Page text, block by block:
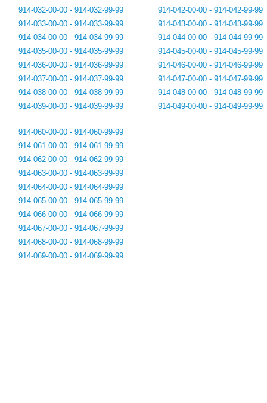
914-032-00-00 - 914-032-99-99
914-033-00-00 - 914-033-99-99
914-034-00-00 - 914-034-99-99
914-035-00-00 - 914-035-99-99
914-036-00-00 - 914-036-99-99
914-037-00-00 - 914-037-99-99
914-038-00-00 - 914-038-99-99
914-039-00-00 - 914-039-99-99
914-042-00-00 - 914-042-99-99
914-043-00-00 - 914-043-99-99
914-044-00-00 - 914-044-99-99
914-045-00-00 - 914-045-99-99
914-046-00-00 - 914-046-99-99
914-047-00-00 - 914-047-99-99
914-048-00-00 - 914-048-99-99
914-049-00-00 - 914-049-99-99
914-060-00-00 - 914-060-99-99
914-061-00-00 - 914-061-99-99
914-062-00-00 - 914-062-99-99
914-063-00-00 - 914-063-99-99
914-064-00-00 - 914-064-99-99
914-065-00-00 - 914-065-99-99
914-066-00-00 - 914-066-99-99
914-067-00-00 - 914-067-99-99
914-068-00-00 - 914-068-99-99
914-069-00-00 - 914-069-99-99